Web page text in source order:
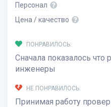
Персонал
Цена / качество
ПОНРАВИЛОСЬ:
Сначала показалось что
инженеры
НЕ ПОНРАВИЛОСЬ:
Принимая работу